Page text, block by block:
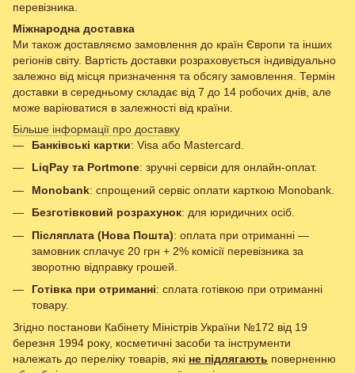
перевізника.
Міжнародна доставка
Ми також доставляємо замовлення до країн Європи та інших
регіонів світу. Вартість доставки розраховується індивідуально
залежно від місця призначення та обсягу замовлення. Термін
доставки в середньому складає від 7 до 14 робочих днів, але
може варіюватися в залежності від країни.
Більше інформації про доставку
Банківські картки: Visa або Mastercard.
LiqPay та Portmone: зручні сервіси для онлайн-оплат.
Monobank: спрощений сервіс оплати карткою Monobank.
Безготівковий розрахунок: для юридичних осіб.
Післяплата (Нова Пошта): оплата при отриманні —
замовник сплачує 20 грн + 2% комісії перевізника за
зворотню відправку грошей.
Готівка при отриманні: сплата готівкою при отриманні
товару.
Згідно постанови Кабінету Міністрів України №172 від 19
березня 1994 року, косметичні засоби та інструменти
належать до переліку товарів, які не підлягають поверненню